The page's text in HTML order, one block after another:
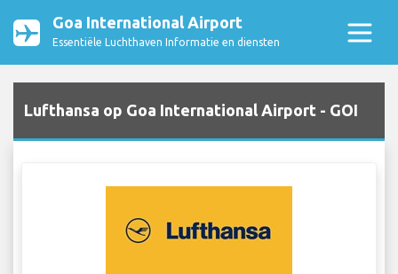
Goa International Airport
Essentiële Luchthaven Informatie en diensten
Lufthansa op Goa International Airport - GOI